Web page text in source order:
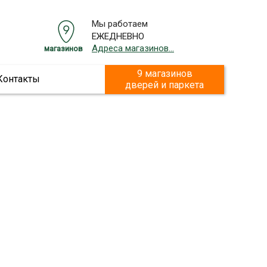
Мы работаем
ЕЖЕДНЕВНО
Адреса магазинов...
магазинов
9 магазинов
дверей и паркета